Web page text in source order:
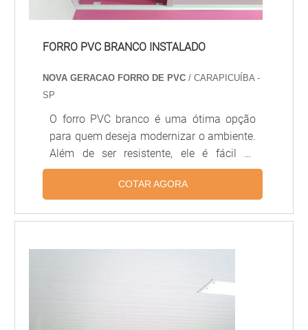
FORRO PVC BRANCO INSTALADO
NOVA GERACAO FORRO DE PVC/ CARAPICUÍBA -
SP
O forro PVC branco é uma ótima opção
para quem deseja modernizar o ambiente.
Além de ser resistente, ele é fácil de
instalar e possui diversas opções de cores
e texturas. O forro PVC branco é ideal para
ambiente, pois é resistente a umidade,
desde salas de estar até banheiros.
COTAR AGORA